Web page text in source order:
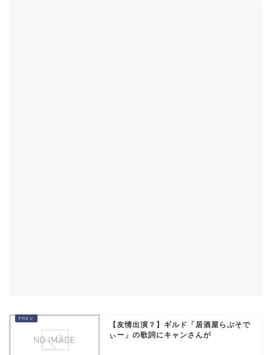
【友情出演？】ギルド「居酒屋らぷそで
ぃー」の歌詞にキャンさんが